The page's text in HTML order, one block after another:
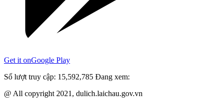
Get it onGoogle Play
Số lượt truy cập: 15,592,785 Đang xem:
@ All copyright 2021, dulich.laichau.gov.vn